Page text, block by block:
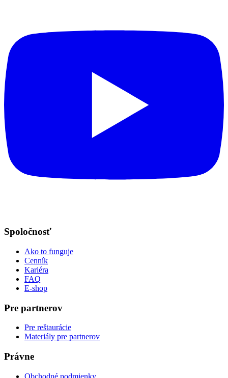
Spoločnosť
Ako to funguje
Cenník
Kariéra
FAQ
E-shop
Pre partnerov
Pre reštaurácie
Materiály pre partnerov
Právne
Obchodné podmienky